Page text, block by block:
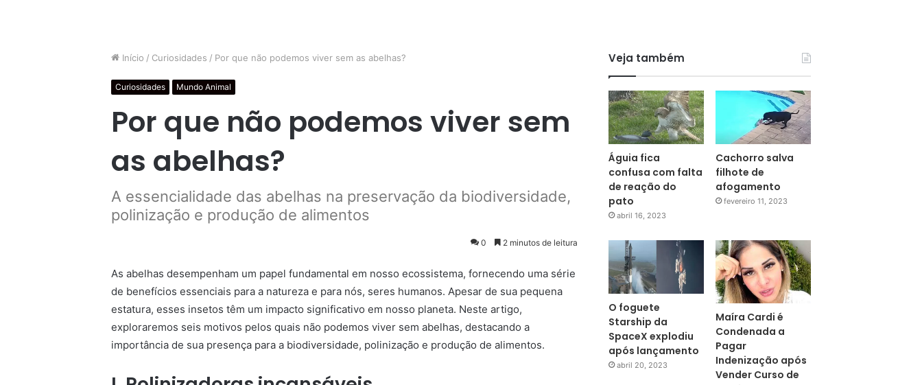
Início / Curiosidades / Por que não podemos viver sem as abelhas?
Curiosidades Mundo Animal
Por que não podemos viver sem
as abelhas?
A essencialidade das abelhas na preservação da biodiversidade,
polinização e produção de alimentos
0 2 minutos de leitura
As abelhas desempenham um papel fundamental em nosso ecossistema, fornecendo uma série
de benefícios essenciais para a natureza e para nós, seres humanos. Apesar de sua pequena
estatura, esses insetos têm um impacto significativo em nosso planeta. Neste artigo,
exploraremos seis motivos pelos quais não podemos viver sem abelhas, destacando a
importância de sua presença para a biodiversidade, polinização e produção de alimentos.
Veja também
Águia fica
confusa com falta
de reação do
pato
abril 16, 2023
Cachorro salva
filhote de
afogamento
fevereiro 11, 2023
O foguete
Starship da
SpaceX explodiu
após lançamento
abril 20, 2023
Maíra Cardi é
Condenada a
Pagar
Indenização após
Vender Curso de